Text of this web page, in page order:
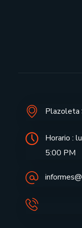
Plazoleta
Horario :
5:00 PM